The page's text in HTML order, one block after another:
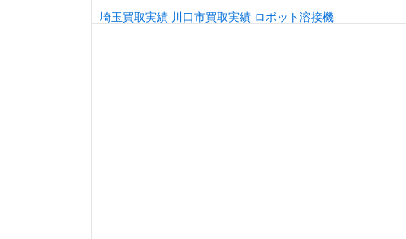
埼玉買取実績 川口市買取実績 ロボット溶接機